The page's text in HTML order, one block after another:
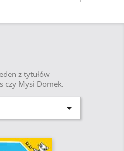
z tytułów
czy Mysi Domek.
